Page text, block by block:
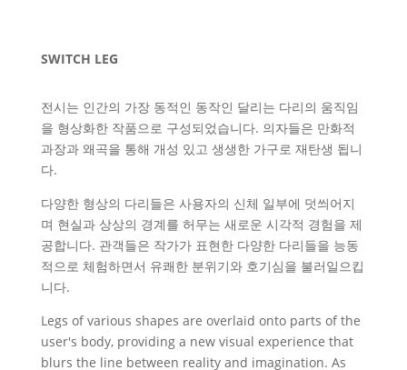
SWITCH LEG
전시는 인간의 가장 동적인 동작인 달리는 다리의 움직임
을 형상화한 작품으로 구성되었습니다. 의자들은 만화적
과장과 왜곡을 통해 개성 있고 생생한 가구로 재탄생 됩니
다.
다양한 형상의 다리들은 사용자의 신체 일부에 덧씌어지
며 현실과 상상의 경계를 허무는 새로운 시각적 경험을 제
공합니다. 관객들은 작가가 표현한 다양한 다리들을 능동
적으로 체험하면서 유쾌한 분위기와 호기심을 불러일으킵
니다.
Legs of various shapes are overlaid onto parts of the
user's body, providing a new visual experience that
blurs the line between reality and imagination. As